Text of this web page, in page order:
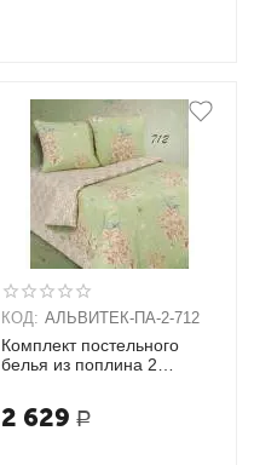
КОД: АЛЬВИТЕК-ПA-2-712
Комплект постельного
белья из поплина 2
2 629 Р